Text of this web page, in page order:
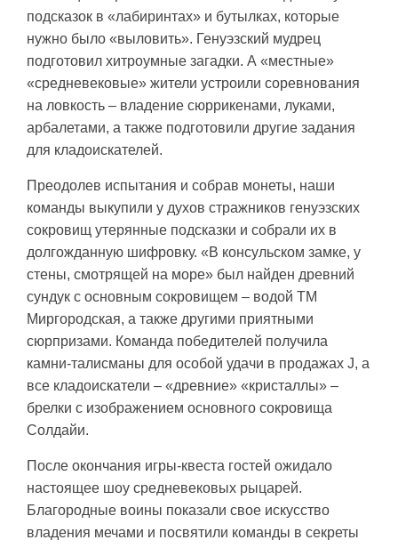
подсказок в «лабиринтах» и бутылках, которые
нужно было «выловить». Генуэзский мудрец
подготовил хитроумные загадки. А «местные»
«средневековые» жители устроили соревнования
на ловкость – владение сюррикенами, луками,
арбалетами, а также подготовили другие задания
для кладоискателей.
Преодолев испытания и собрав монеты, наши
команды выкупили у духов стражников генуэзских
сокровищ утерянные подсказки и собрали их в
долгожданную шифровку. «В консульском замке, у
стены, смотрящей на море» был найден древний
сундук с основным сокровищем – водой ТМ
Миргородская, а также другими приятными
сюрпризами. Команда победителей получила
камни-талисманы для особой удачи в продажах J, а
все кладоискатели – «древние» «кристаллы» –
брелки с изображением основного сокровища
Солдайи.
После окончания игры-квеста гостей ожидало
настоящее шоу средневековых рыцарей.
Благородные воины показали свое искусство
владения мечами и посвятили команды в секреты